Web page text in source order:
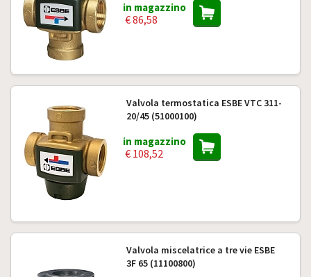
in magazzino
€ 86,58
Valvola termostatica ESBE VTC 311-
20/45 (51000100)
in magazzino
€ 108,52
Valvola miscelatrice a tre vie ESBE
3F 65 (11100800)